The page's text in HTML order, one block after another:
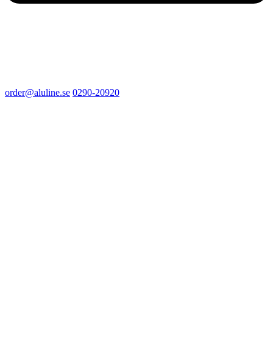
order@aluline.se 0290-20920